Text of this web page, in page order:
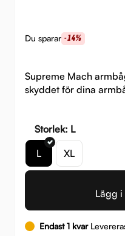
Du sparar -14%
Supreme Mach
skyddet för dina
Storlek: L
L
XL
Lägg
Endast 1 kvar